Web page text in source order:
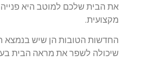
את הבית שלכם למוטב היא פנייה
מקצועית.
החדשות הטובות הן שיש בנמצא
שיכולה לשפר את מראה הבית